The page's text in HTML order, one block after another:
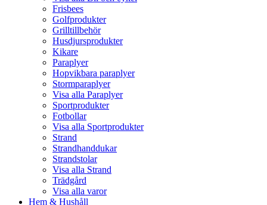
Frisbees
Golfprodukter
Grilltillbehör
Husdjursprodukter
Kikare
Paraplyer
Hopvikbara paraplyer
Stormparaplyer
Visa alla Paraplyer
Sportprodukter
Fotbollar
Visa alla Sportprodukter
Strand
Strandhanddukar
Strandstolar
Visa alla Strand
Trädgård
Visa alla varor
Hem & Hushåll